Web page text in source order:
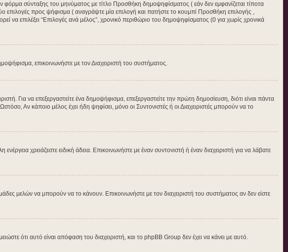
σύνταξης του μηνύματος με τίτλο Προσθήκη δημοψηφίσματος ( εάν δεν εμφανίζεται τίποτα
προς ψήφισμα ( αναγράψτε μία επιλογή και πατήστε το κουμπί Προσθήκη επιλογής ,
να επιλέξει “Επιλογές ανά μέλος”, χρονικό περιθώριο του δημοψηφίσματος (0 για χωρίς χρονικά
επικοινωνήστε με τον Διαχειριστή του συστήματος.
Για να επεξεργαστείτε ένα δημοψήφισμα, επεξεργαστείτε την πρώτη δημοσίευση, διότι είναι πάντα
Αν κάποιο μέλος έχει ήδη ψηφίσει, μόνο οι Συντονιστές ή οι Διαχειριστές μπορούν να το
χρειάζεστε ειδική άδεια. Επικοινωνήστε με έναν συντονιστή ή έναν διαχειριστή για να λάβατε
μελών να μπορούν να το κάνουν. Επικοινωνήστε με τον διαχειριστή του συστήματος αν δεν είστε
ότι αυτό είναι απόφαση του διαχειριστή, και το phpBB Group δεν έχει να κάνει με αυτό.